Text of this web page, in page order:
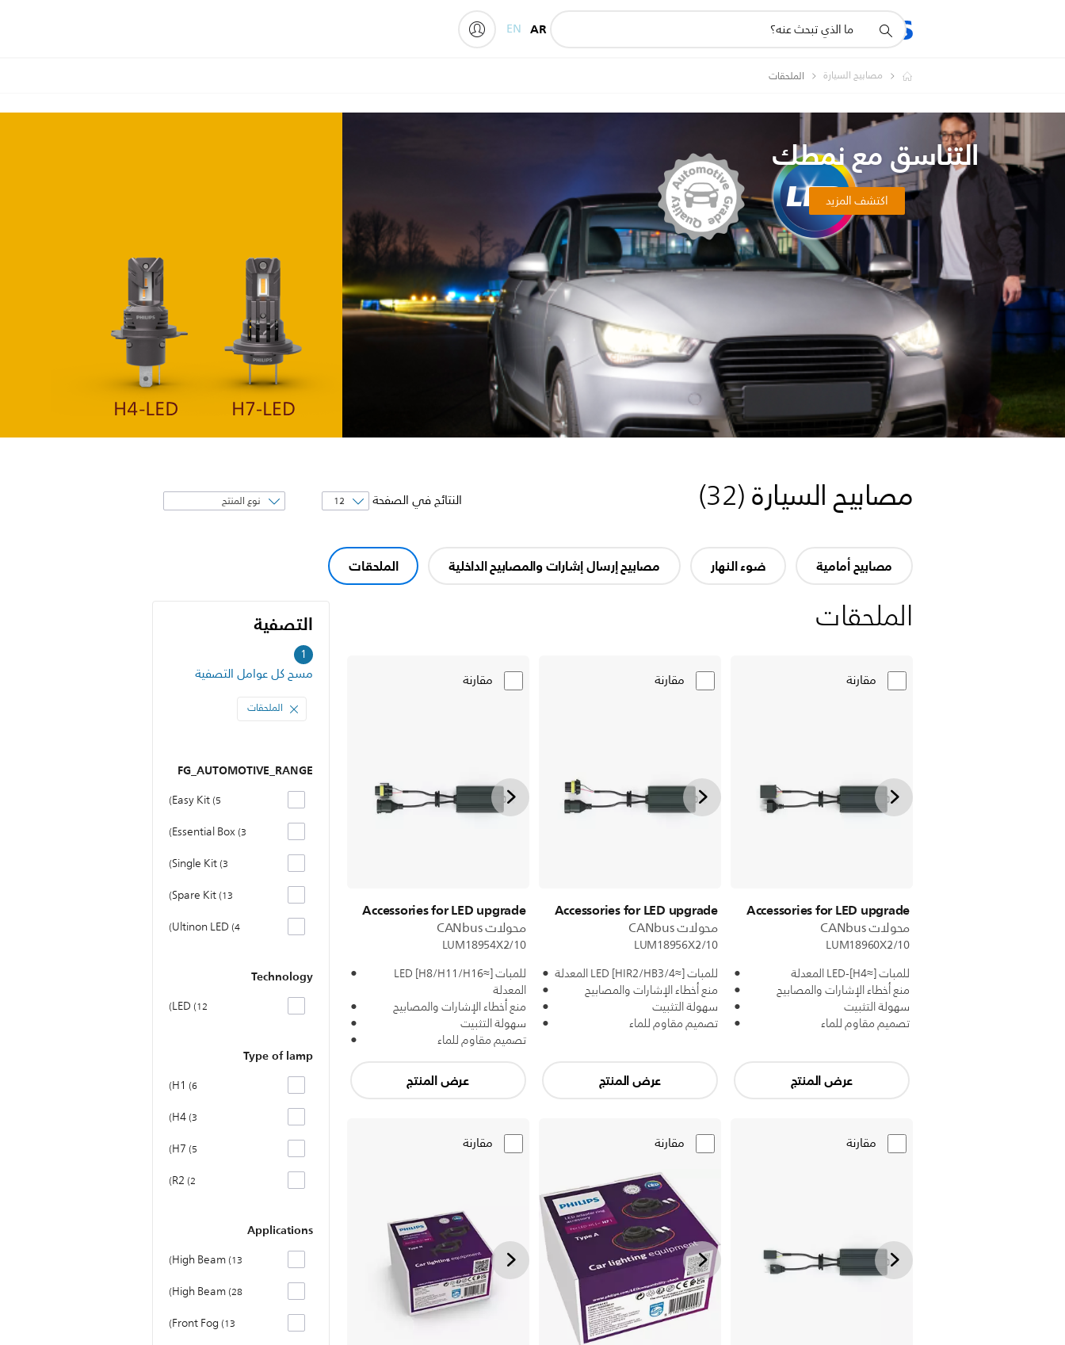
المنتجات
أيقونة
دعم
AR
EN
مصابيح السيارة الملحقات
التناسق مع نمطك
اكتشف المزيد
مصابيح السيارة(
32
) النتائج في الصفحة
فرز
حسب
مصابيح أمامية ضوء النهار مصابيح إرسال إشارات والمصابيح الداخلية الملحقات
التصفية
1 التصفية
مسح كل عوامل التصفية
الملحقات
FG_AUTOMOTIVE_RANGE
Easy Kit 5
Essential Box 3
Single Kit 3
Spare Kit 13
Ultinon LED 4
Technology
LED 12
Type of lamp
H1 6
H4 3
H7 5
R2 2
Applications
High Beam 13
High Beam 28
Front Fog 13
الملحقات
مقارنة
Accessories for LED upgrade
محولات CANbus
LUM18960X2/10
للمبات [≈H4]-LED المعدلة
منع أخطاء الإشارات والمصابيح
سهولة التثبيت
تصميم مقاوم للماء
عرض المنتج
مقارنة
Accessories for LED upgrade
محولات CANbus
LUM18956X2/10
للمبات [≈HIR2/HB3/4] LED المعدلة
منع أخطاء الإشارات والمصابيح
سهولة التثبيت
تصميم مقاوم للماء
عرض المنتج
مقارنة
Accessories for LED upgrade
محولات CANbus
LUM18954X2/10
للمبات [≈H8/H11/H16] LED
المعدلة
منع أخطاء الإشارات والمصابيح
سهولة التثبيت
تصميم مقاوم للماء
عرض المنتج
مقارنة مقارنة مقارنة